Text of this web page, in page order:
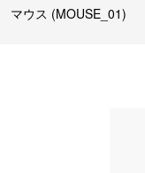
マウス (MOUSE_01)